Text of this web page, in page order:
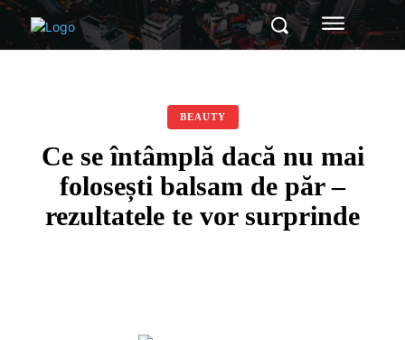
BEAUTY
Ce se întâmplă dacă nu mai
folosești balsam de păr –
rezultatele te vor surprinde